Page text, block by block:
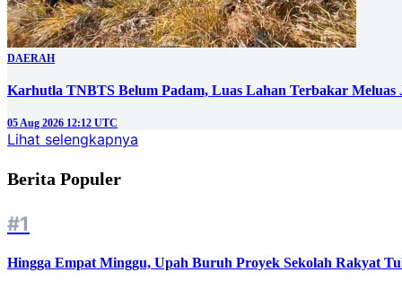
DAERAH
Karhutla TNBTS Belum Padam, Luas Lahan Terbakar Meluas
05 Aug 2026 12:12 UTC
Lihat selengkapnya
Berita Populer
#1
Hingga Empat Minggu, Upah Buruh Proyek Sekolah Rakyat